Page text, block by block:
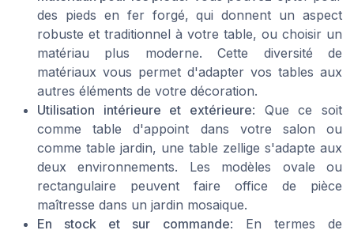
des pieds en fer forgé, qui donnent un aspect
robuste et traditionnel à votre table, ou choisir un
matériau plus moderne. Cette diversité de
matériaux vous permet d'adapter vos tables aux
autres éléments de votre décoration.
Utilisation intérieure et extérieure: Que ce soit
comme table d'appoint dans votre salon ou
comme table jardin, une table zellige s'adapte aux
deux environnements. Les modèles ovale ou
rectangulaire peuvent faire office de pièce
maîtresse dans un jardin mosaique.
En stock et sur commande: En termes de